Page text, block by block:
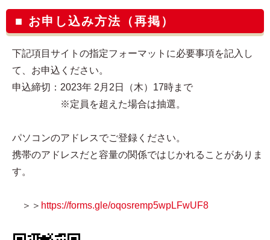
■ お申し込み方法（再掲）
下記項目サイトの指定フォーマットに必要事項を記入し
て、お申込ください。
申込締切：2023年 2月2日（木）17時まで
※定員を超えた場合は抽選。
パソコンのアドレスでご登録ください。
携帯のアドレスだと容量の関係ではじかれることがありま
す。
＞＞ https://forms.gle/oqosremp5wpLFwUF8